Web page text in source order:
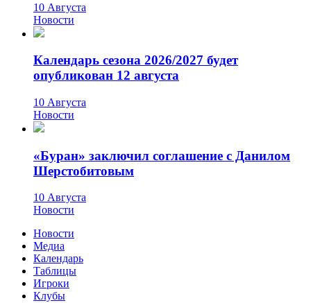
10 Августа
Новости
Календарь сезона 2026/2027 будет
опубликован 12 августа
10 Августа
Новости
«Буран» заключил соглашение с Данилом
Шерстобитовым
10 Августа
Новости
Новости
Медиа
Календарь
Таблицы
Игроки
Клубы